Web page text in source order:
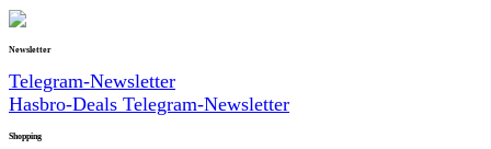
Newsletter
Telegram-Newsletter
Hasbro-Deals Telegram-Newsletter
Shopping